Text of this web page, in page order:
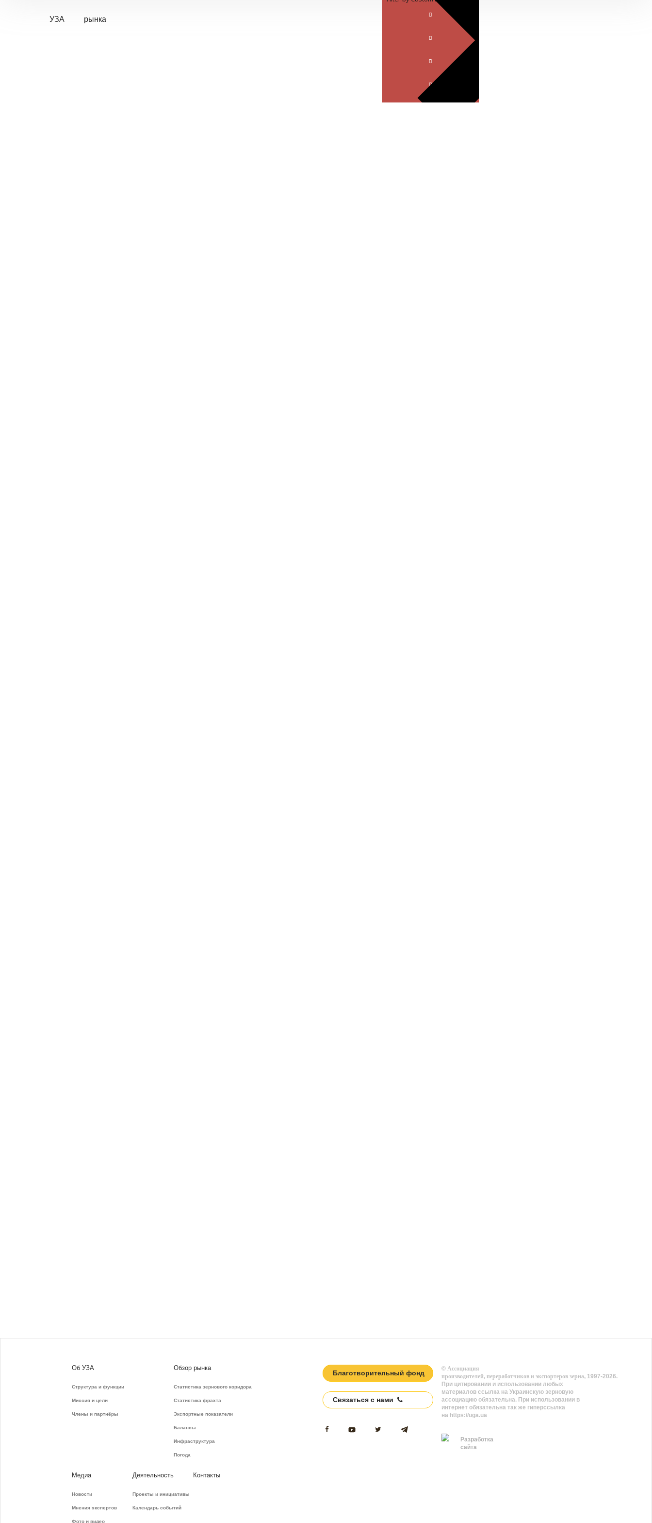
УЗА рынка
Об УЗА
Структура и функции
Миссия и цели
Члены и партнёры
Обзор рынка
Статистика зернового коридора
Статистика фрахта
Экспортные показатели
Балансы
Инфраструктура
Погода
Медиа
Новости
Мнения экспертов
Фото и видео
Деятельность
Проекты и инициативы
Календарь событий
Контакты
Благотворительный фонд
Связаться с нами
© Ассоциация
производителей, переработчиков и экспортеров зерна, 1997-2026.
При цитировании и использовании любых
материалов ссылка на Украинскую зерновую
ассоциацию обязательна. При использовании в
интернет обязательна так же гиперссылка
на https://uga.ua
Разработка
сайта